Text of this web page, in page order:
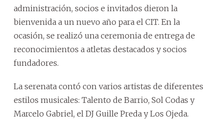
administración, socios e invitados dieron la
bienvenida a un nuevo año para el CIT. En la
ocasión, se realizó una ceremonia de entrega de
reconocimientos a atletas destacados y socios
fundadores.
La serenata contó con varios artistas de diferentes
estilos musicales: Talento de Barrio, Sol Codas y
Marcelo Gabriel, el DJ Guille Preda y Los Ojeda.